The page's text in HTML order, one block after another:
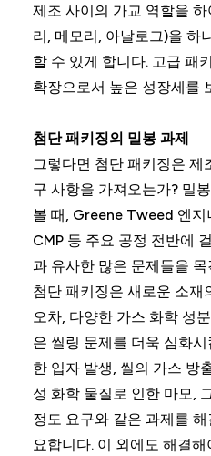
제조 사이의 가교 역할을
리, 메모리, 아날로그)을 하
할 수 있게 합니다. 고급 패
확장으로서 높은 성장세를
첨단 패키징의 밀봉 과제
그렇다면 첨단 패키징은 제
구 사항을 가져오는가? 밀
볼 때, Greene Tweed 엔지
CMP 등 주요 공정 전반에
과 유사한 많은 문제들을
첨단 패키징은 새로운 소재
오차, 다양한 가스 화학 성
은 씰링 문제를 더욱 심화
한 입자 발생, 씰의 가스 방
성 화학 물질로 인한 마모,
정도 요구와 같은 과제를
요합니다. 이 외에도 해결